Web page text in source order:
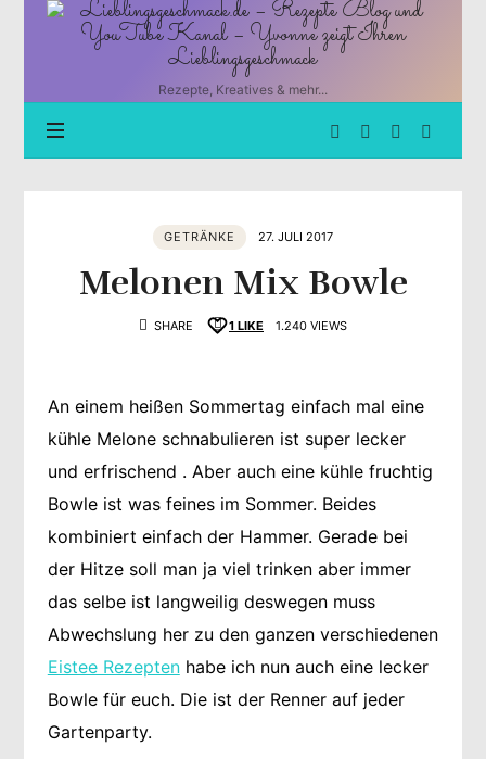
Lieblingsgeschmack.de
Rezepte
und
YouTube
Kanal
Lieblingsgeschmack
Rezepte, Kreatives & mehr...
GETRÄNKE 27. JULI 2017
Melonen Mix Bowle
SHARE 1 LIKE 1.240 VIEWS
An einem heißen Sommertag einfach mal eine
kühle Melone schnabulieren ist super lecker
und erfrischend . Aber auch eine kühle fruchtig
Bowle ist was feines im Sommer. Beides
kombiniert einfach der Hammer. Gerade bei
der Hitze soll man ja viel trinken aber immer
das selbe ist langweilig deswegen muss
Abwechslung her zu den ganzen verschiedenen
Eistee Rezeptenhabe ich nun auch eine lecker
Bowle für euch. Die ist der Renner auf jeder
Gartenparty.